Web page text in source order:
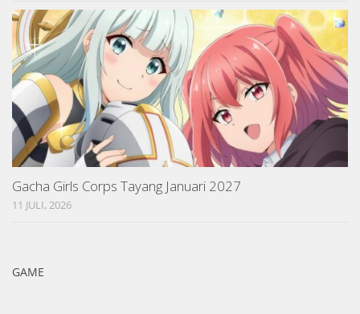
Gacha Girls Corps Tayang Januari 2027
11 JULI, 2026
GAME